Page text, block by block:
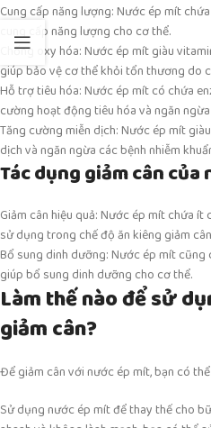
Cung cấp năng lượng: Nước ép mít
cung cấp năng lượng cho cơ thể.
Chống oxy hóa: Nước ép mít giàu
giúp bảo vệ cơ thể khỏi tổn thương do
Hỗ trợ tiêu hóa: Nước ép mít có chứa
cường hoạt động tiêu hóa và ngăn
Tăng cường miễn dịch: Nước ép mít
dịch và ngăn ngừa các bệnh nhiễm
Tác dụng giảm cân
Giảm cân hiệu quả: Nước ép mít chứa
sử dụng trong chế độ ăn kiêng giảm
Bổ sung dinh dưỡng: Nước ép mít
giúp bổ sung dinh dưỡng cho cơ thể.
Làm thế nào để sử
giảm cân?
Để giảm cân với nước ép mít, bạn có
Sử dụng nước ép mít để thay thế cho